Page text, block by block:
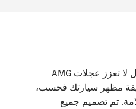
الطريق الطويل نحو تحقيق الكمال لا تعزز عجلات AMG
مظهر سيارتك فحسب،
تم تصميم جميع